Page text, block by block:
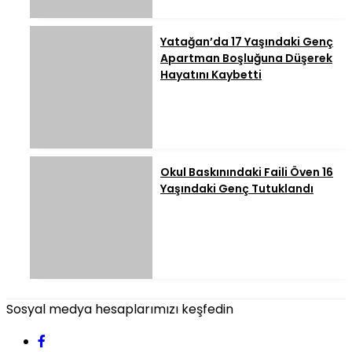
Yatağan’da 17 Yaşındaki Genç
Apartman Boşluğuna Düşerek
Hayatını Kaybetti
Okul Baskınındaki Faili Öven 16
Yaşındaki Genç Tutuklandı
Sosyal medya hesaplarımızı keşfedin